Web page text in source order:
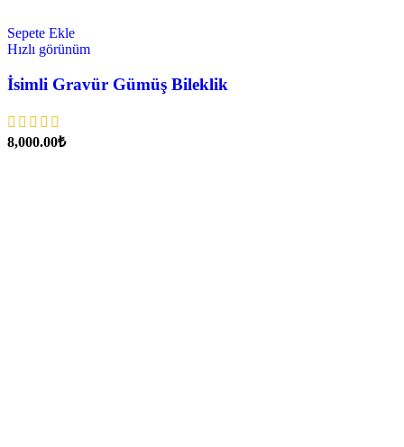
Sepete Ekle
Hızlı görünüm
İsimli Gravür Gümüş Bileklik
₺